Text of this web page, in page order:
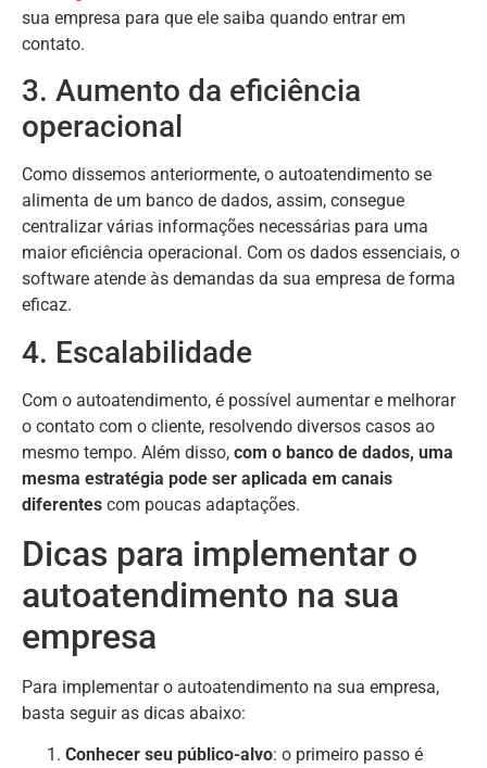
sua empresa para que ele saiba quando entrar em
contato.
3. Aumento da eficiência
operacional
Como dissemos anteriormente, o autoatendimento se
alimenta de um banco de dados, assim, consegue
centralizar várias informações necessárias para uma
maior eficiência operacional. Com os dados essenciais, o
software atende às demandas da sua empresa de forma
eficaz.
4. Escalabilidade
Com o autoatendimento, é possível aumentar e melhorar
o contato com o cliente, resolvendo diversos casos ao
mesmo tempo. Além disso, com o banco de dados, uma
mesma estratégia pode ser aplicada em canais
diferentes com poucas adaptações.
Dicas para implementar o
autoatendimento na sua
empresa
Para implementar o autoatendimento na sua empresa,
basta seguir as dicas abaixo:
Conhecer seu público-alvo: o primeiro passo é